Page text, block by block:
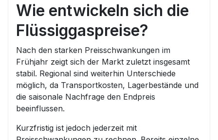
Wie entwickeln sich die
Flüssiggaspreise?
Nach den starken Preisschwankungen im
Frühjahr zeigt sich der Markt zuletzt insgesamt
stabil. Regional sind weiterhin Unterschiede
möglich, da Transportkosten, Lagerbestände und
die saisonale Nachfrage den Endpreis
beeinflussen.
Kurzfristig ist jedoch jederzeit mit